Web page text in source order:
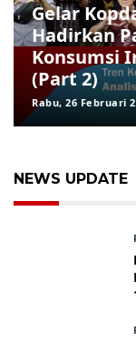
Gelar
Hadirkan
Konsumsi
(Part 2)
Rabu, 26 Februari
NEWS UPDATE